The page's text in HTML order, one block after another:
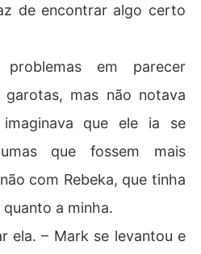
de encontrar algo certo
em parecer
garotas, mas não notava
que ele ia se
que fossem mais
com Rebeka, que tinha
a minha.
ela. – Mark se levantou e